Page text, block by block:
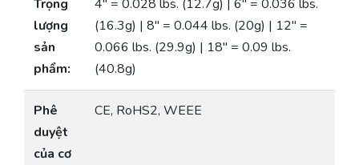
Trọng
lượng
sản
phẩm:
4″ = 0.028 lbs. (12.7g) | 6″ = 0.036 lbs.
(16.3g) | 8″ = 0.044 lbs. (20g) | 12″ =
0.066 lbs. (29.9g) | 18″ = 0.09 lbs.
(40.8g)
Phê
duyệt
của cơ
CE, RoHS2, WEEE